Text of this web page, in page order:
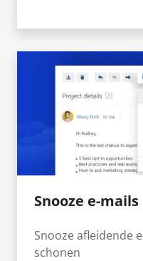
Snooze e-mails
Snooze afleidende
schonen